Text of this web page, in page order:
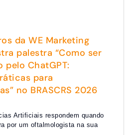
da WE Marketing
palestra “Como ser
pelo ChatGPT:
para
no BRASCRS 2026
Artificiais respondem quando
por um oftalmologista na sua